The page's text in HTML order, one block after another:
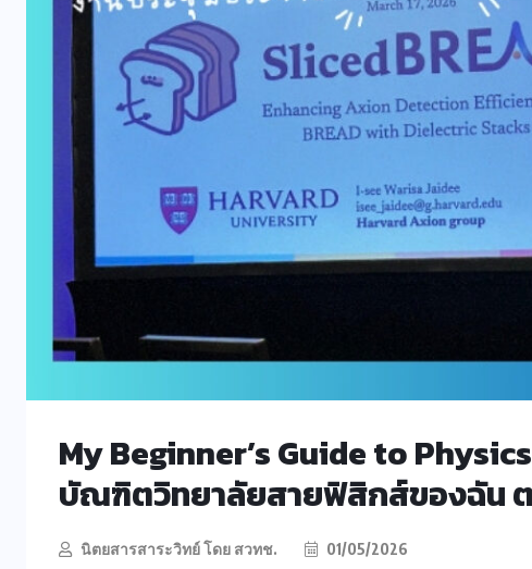
My Beginner’s Guide to
บัณฑิตวิทยาลัยสายฟิสิกส์ของฉัน
นิตยสารสาระวิทย์ โดย สวทช. 01/05/2026